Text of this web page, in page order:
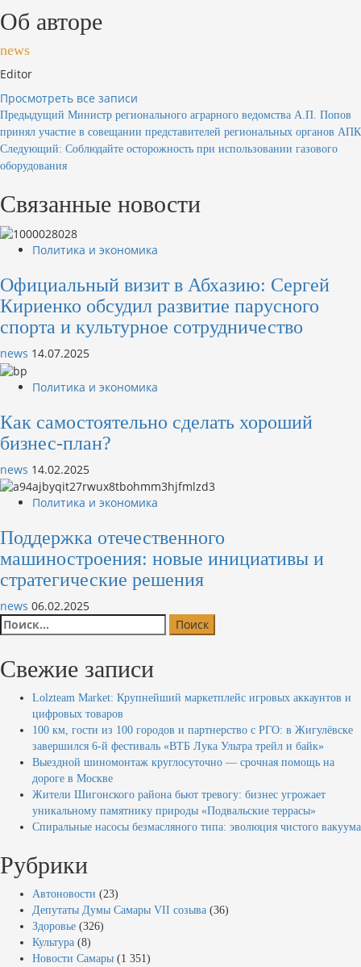
Об авторе
news
Editor
Просмотреть все записи
Навигация
по
записям
Предыдущий Министр регионального аграрного ведомства А.П. Попов
принял участие в совещании представителей региональных органов АПК
Следующий: Соблюдайте осторожность при использовании газового
оборудования
Связанные новости
Политика и экономика
Официальный визит в Абхазию: Сергей
Кириенко обсудил развитие парусного
спорта и культурное сотрудничество
news 14.07.2025
Политика и экономика
Как самостоятельно сделать хороший
бизнес-план?
news 14.02.2025
Политика и экономика
Поддержка отечественного
машиностроения: новые инициативы и
стратегические решения
news 06.02.2025
Найти:
Свежие записи
Lolzteam Market: Крупнейший маркетплейс игровых аккаунтов и
цифровых товаров
100 км, гости из 100 городов и партнерство с РГО: в Жигулёвске
завершился 6-й фестиваль «ВТБ Лука Ультра трейл и байк»
Выездной шиномонтаж круглосуточно — срочная помощь на
дороге в Москве
Жители Шигонского района бьют тревогу: бизнес угрожает
уникальному памятнику природы «Подвальские террасы»
Спиральные насосы безмасляного типа: эволюция чистого вакуума
Рубрики
Автоновости (23)
Депутаты Думы Самары VII созыва (36)
Здоровье (326)
Культура (8)
Новости Самары (1 351)